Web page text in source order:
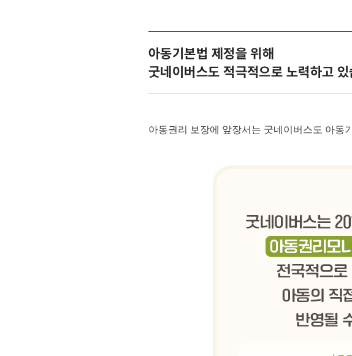
아동기본법 제정을 위해
굿네이버스도 적극적으로 노력하고
아동권리 보장에 앞장서는 굿네이버스도 아동